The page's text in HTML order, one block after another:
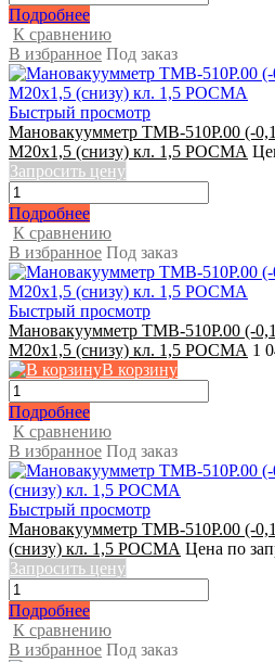
Подробнее
К сравнению
В избранное Под заказ
Быстрый просмотр
Мановакуумметр ТМВ-510Р.00 (-
M20x1,5 (снизу) кл. 1,5 РОСМА
Запросить цену
Подробнее
К сравнению
В избранное Под заказ
Быстрый просмотр
Мановакуумметр ТМВ-510Р.00 (-
М20x1,5 (снизу) кл. 1,5 РОСМА 1
В корзину
Подробнее
К сравнению
В избранное Под заказ
Быстрый просмотр
Мановакуумметр ТМВ-510Р.00 (-
(снизу) кл. 1,5 РОСМА Цена по
Запросить цену
Подробнее
К сравнению
В избранное Под заказ